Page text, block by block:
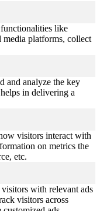
like
media platforms, collect
and analyze the key
in delivering a
visitors interact with
on metrics the
etc.
with relevant ads
visitors across